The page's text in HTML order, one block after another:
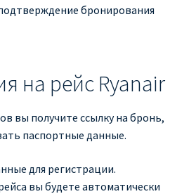
бронирования
на рейс Ryanair
вы получите ссылку на бронь,
паспортные данные.
для регистрации.
вы будете автоматически